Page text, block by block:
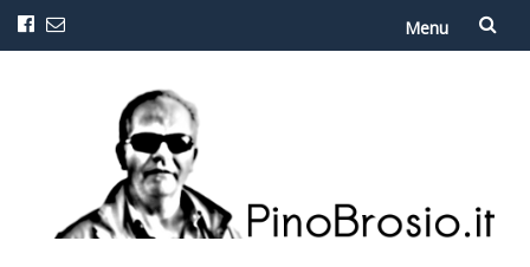
Menu
contenuto